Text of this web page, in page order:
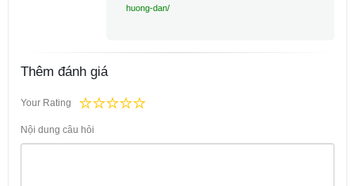
huong-dan/
Thêm đánh giá
Your Rating
Nội dung câu hỏi